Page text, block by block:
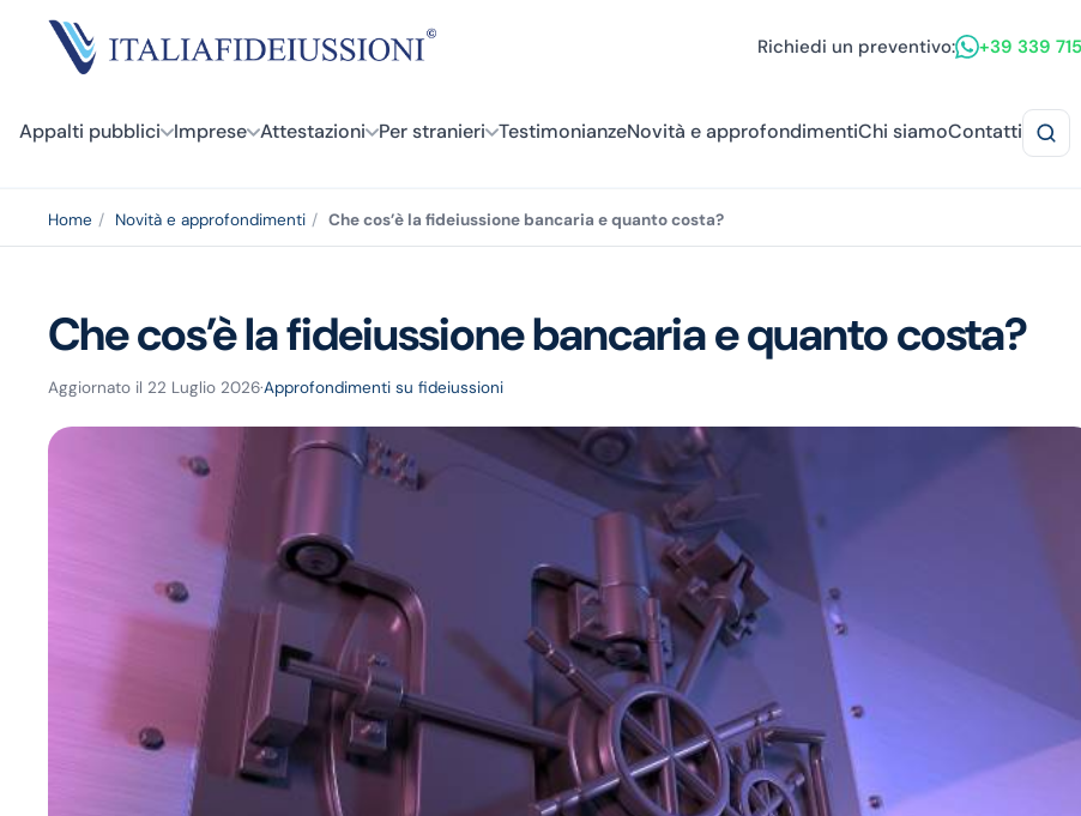
Richiedi un preventivo: +39 339
Appalti pubblici Imprese Attestazioni Per stranieri TestimonianzeNovità e approfondimentiChi siamoContatti
Home Novità e approfondimenti Che cos’è la fideiussione bancaria e quanto costa?
Che cos’è la fideiussione bancaria e quanto costa?
Aggiornato il 22 Luglio 2026·Approfondimenti su fideiussioni